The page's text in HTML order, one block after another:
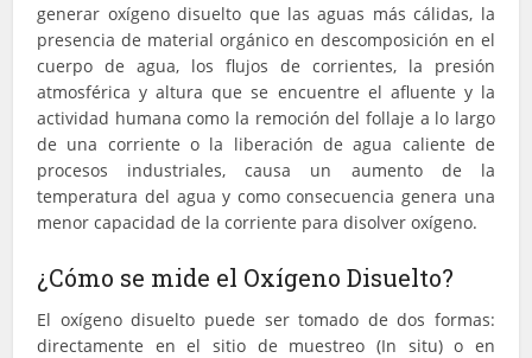
generar oxígeno disuelto que las aguas más cálidas, la
presencia de material orgánico en descomposición en el
cuerpo de agua, los flujos de corrientes, la presión
atmosférica y altura que se encuentre el afluente y la
actividad humana como la remoción del follaje a lo largo
de una corriente o la liberación de agua caliente de
procesos industriales, causa un aumento de la
temperatura del agua y como consecuencia genera una
menor capacidad de la corriente para disolver oxígeno.
¿Cómo se mide el Oxígeno Disuelto?
El oxígeno disuelto puede ser tomado de dos formas:
directamente en el sitio de muestreo (In situ) o en